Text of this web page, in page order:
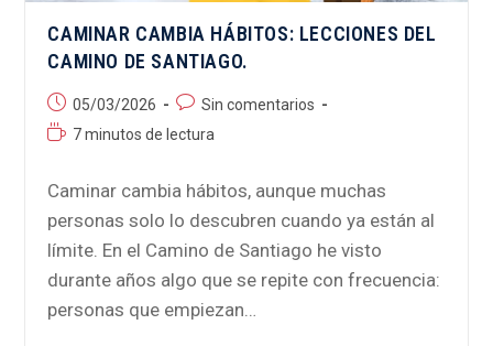
CAMINAR CAMBIA HÁBITOS: LECCIONES DEL
CAMINO DE SANTIAGO.
05/03/2026
Sin comentarios
7 minutos de lectura
Caminar cambia hábitos, aunque muchas
personas solo lo descubren cuando ya están al
límite. En el Camino de Santiago he visto
durante años algo que se repite con frecuencia:
personas que empiezan…